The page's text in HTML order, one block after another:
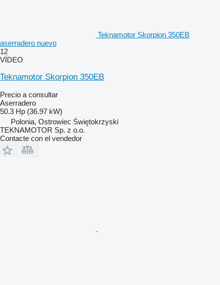
Teknamotor Skorpion 350EB
aserradero nuevo
12
VÍDEO
Teknamotor Skorpion 350EB
Precio a consultar
Aserradero
50.3 Hp (36.97 kW)
Polonia, Ostrowiec Świętokrzyski
TEKNAMOTOR Sp. z o.o.
Contacte con el vendedor